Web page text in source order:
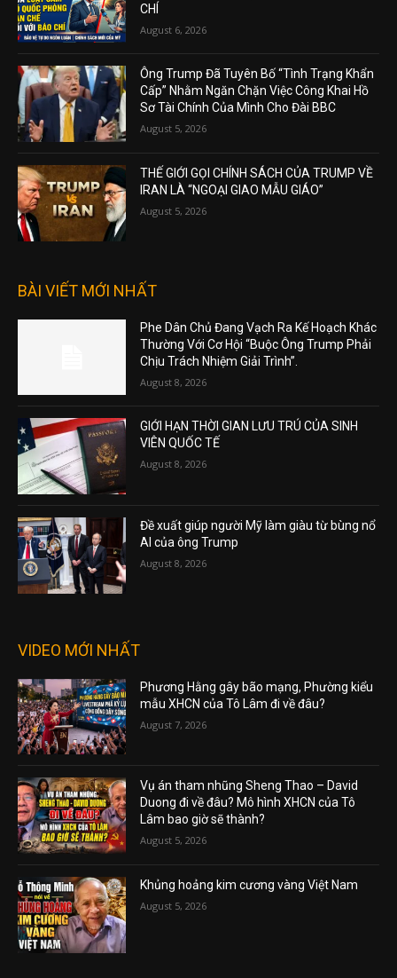
CHÍ
August 6, 2026
Ông Trump Đã Tuyên Bố “Tình Trạng Khẩn
Cấp” Nhằm Ngăn Chặn Việc Công Khai Hồ
Sơ Tài Chính Của Mình Cho Đài BBC
August 5, 2026
THẾ GIỚI GỌI CHÍNH SÁCH CỦA TRUMP VỀ
IRAN LÀ “NGOẠI GIAO MẪU GIÁO”
August 5, 2026
BÀI VIẾT MỚI NHẤT
Phe Dân Chủ Đang Vạch Ra Kế Hoạch Khác
Thường Với Cơ Hội “Buộc Ông Trump Phải
Chịu Trách Nhiệm Giải Trình”.
August 8, 2026
GIỚI HẠN THỜI GIAN LƯU TRÚ CỦA SINH
VIÊN QUỐC TẾ
August 8, 2026
Đề xuất giúp người Mỹ làm giàu từ bùng nổ
AI của ông Trump
August 8, 2026
VIDEO MỚI NHẤT
Phương Hằng gây bão mạng, Phường kiểu
mẫu XHCN của Tô Lâm đi về đâu?
August 7, 2026
Vụ án tham nhũng Sheng Thao – David
Duong đi về đâu? Mô hình XHCN của Tô
Lâm bao giờ sẽ thành?
August 5, 2026
Khủng hoảng kim cương vàng Việt Nam
August 5, 2026